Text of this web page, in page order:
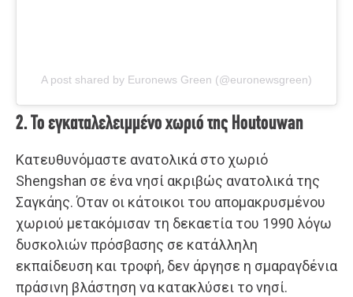
A post shared by Euronews Green (@euronewsgreen)
2. Το εγκαταλελειμμένο χωριό της Houtouwan
Κατευθυνόμαστε ανατολικά στο χωριό
Shengshan σε ένα νησί ακριβώς ανατολικά της
Σαγκάης. Όταν οι κάτοικοι του απομακρυσμένου
χωριού μετακόμισαν τη δεκαετία του 1990 λόγω
δυσκολιών πρόσβασης σε κατάλληλη
εκπαίδευση και τροφή, δεν άργησε η σμαραγδένια
πράσινη βλάστηση να κατακλύσει το νησί.